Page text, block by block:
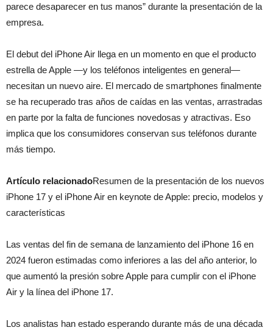
parece desaparecer en tus manos” durante la presentación de la
empresa.
El debut del iPhone Air llega en un momento en que el producto
estrella de Apple —y los teléfonos inteligentes en general—
necesitan un nuevo aire. El mercado de smartphones finalmente
se ha recuperado tras años de caídas en las ventas, arrastradas
en parte por la falta de funciones novedosas y atractivas. Eso
implica que los consumidores conservan sus teléfonos durante
más tiempo.
Artículo relacionadoResumen de la presentación de los nuevos
iPhone 17 y el iPhone Air en keynote de Apple: precio, modelos y
características
Las ventas del fin de semana de lanzamiento del iPhone 16 en
2024 fueron estimadas como inferiores a las del año anterior, lo
que aumentó la presión sobre Apple para cumplir con el iPhone
Air y la línea del iPhone 17.
Los analistas han estado esperando durante más de una década